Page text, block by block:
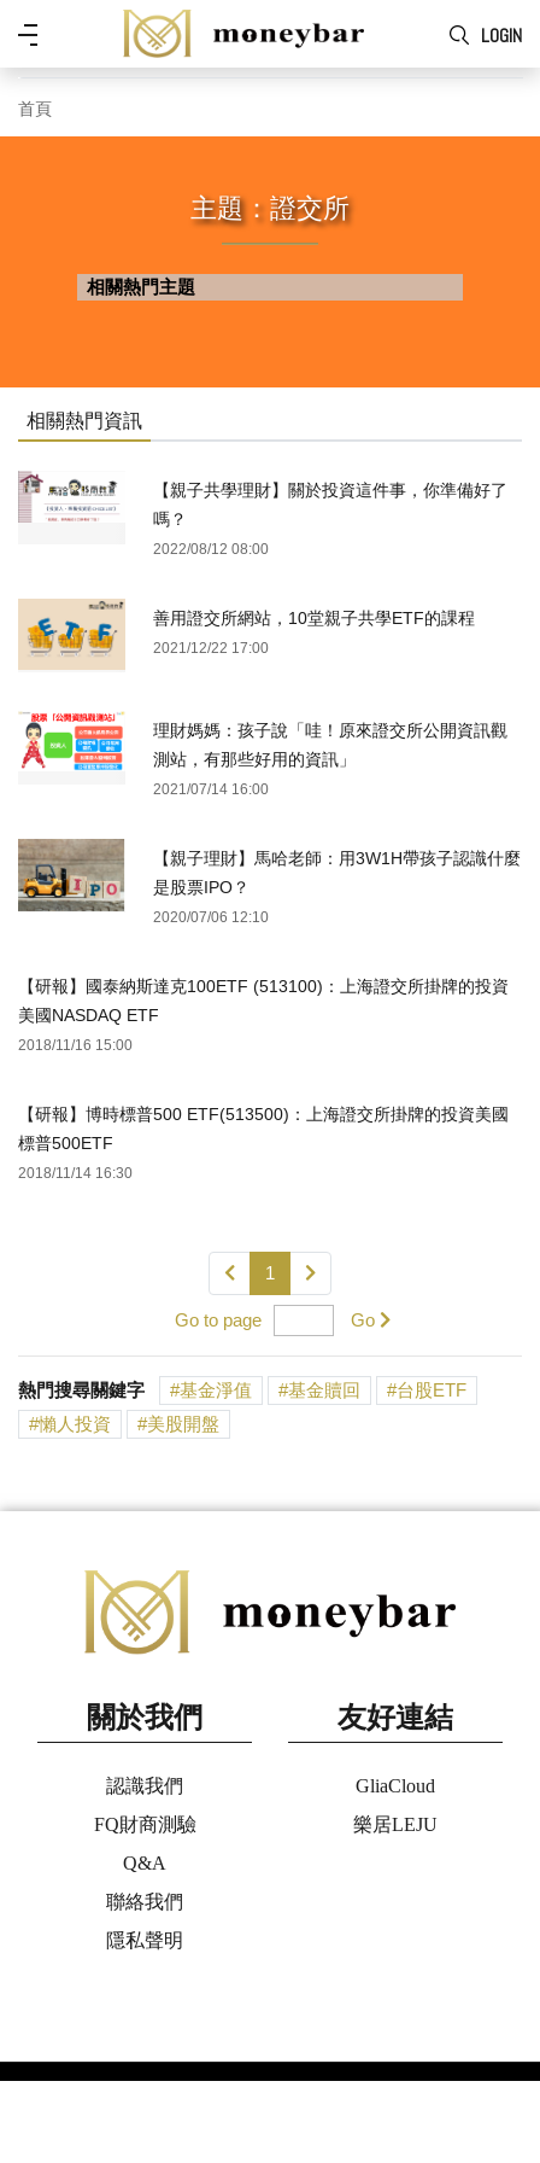
Skip to main content
LOGIN
功
首頁
主題：證交所
相關熱門主題
相關熱門資訊
【親子共學理財】關於投資這件事，你準備好了
嗎？
2022/08/12 08:00
善用證交所網站，10堂親子共學ETF的課程
2021/12/22 17:00
理財媽媽：孩子說「哇！原來證交所公開資訊觀
測站，有那些好用的資訊」
2021/07/14 16:00
【親子理財】馬哈老師：用3W1H帶孩子認識什麼
是股票IPO？
2020/07/06 12:10
【研報】國泰納斯達克100ETF (513100)：上海證交所掛牌的投資
美國NASDAQ ETF
2018/11/16 15:00
【研報】博時標普500 ETF(513500)：上海證交所掛牌的投資美國
標普500ETF
2018/11/14 16:30
1
Go to page Go
熱門搜尋關鍵字 基金淨值 基金贖回
台股ETF
懶人投資
美股開盤
關於我們
認識我們
FQ財商測驗
Q&A
聯絡我們
隱私聲明
友好連結
GliaCloud
樂居LEJU